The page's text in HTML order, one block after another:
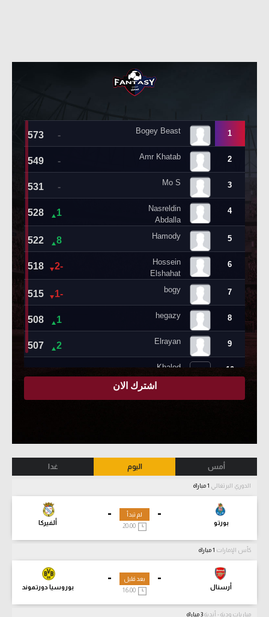
أمس اليوم غدا
الدوري البرتغالي
-
بورتو
-
ألفيركا
لم تبدأ
كأس الإمارات
-
أرسنال
-
بوروسيا دورتموند
بعد قليل
مباريات ودية - أندية